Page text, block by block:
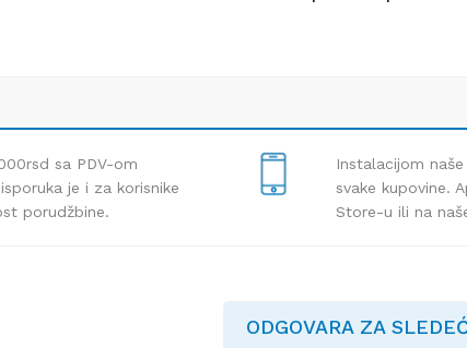
sa PDV-om
je i za korisnike
porudžbine.
Instalacijom
svake kupovine.
Store-u ili na
ODGOVARA ZA